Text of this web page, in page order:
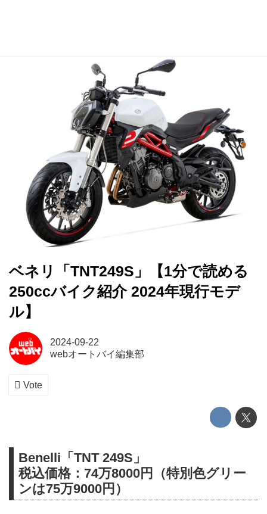
ベネリ「TNT249S」【1分で読める
250ccバイク紹介 2024年現行モデ
ル】
2024-09-22
webオートバイ編集部
Vote
Benelli「TNT 249S」
税込価格：74万8000円（特別色グリー
ンは75万9000円）